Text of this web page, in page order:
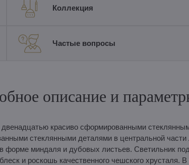
Коллекция
Частые вопросы
описание и
красиво сформированными
стеклянными деталями в центральной
миндаля и дубовых листьев. Светильник
и роскошь качественного чешского хрусталя. В